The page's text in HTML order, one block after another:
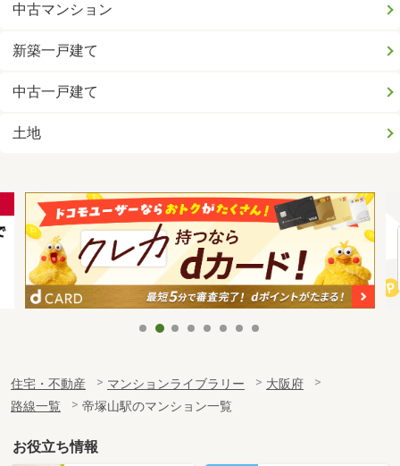
中古マンション
新築一戸建て
中古一戸建て
土地
住宅・不動産 マンションライブラリー
大阪府
路線一覧
帝塚山駅のマンション一覧
お役立ち情報